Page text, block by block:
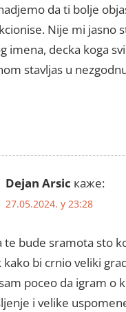
da ti bolje
Nije mi jasno
imena, decka koga
stavljas u
Dejan Arsic каже:
27.05.2024. у 23:28
te bude sramota sto
kako bi crnio veliki
poceo da igram o
i velike